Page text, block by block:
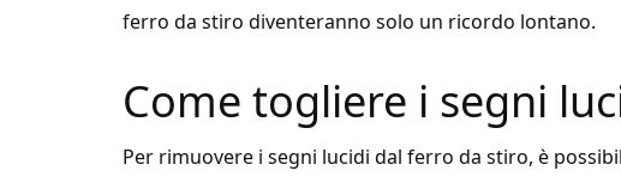
ferro da stiro diventeranno solo un ricordo lontano.
Come togliere i segni
Per rimuovere i segni lucidi dal ferro da stiro, è